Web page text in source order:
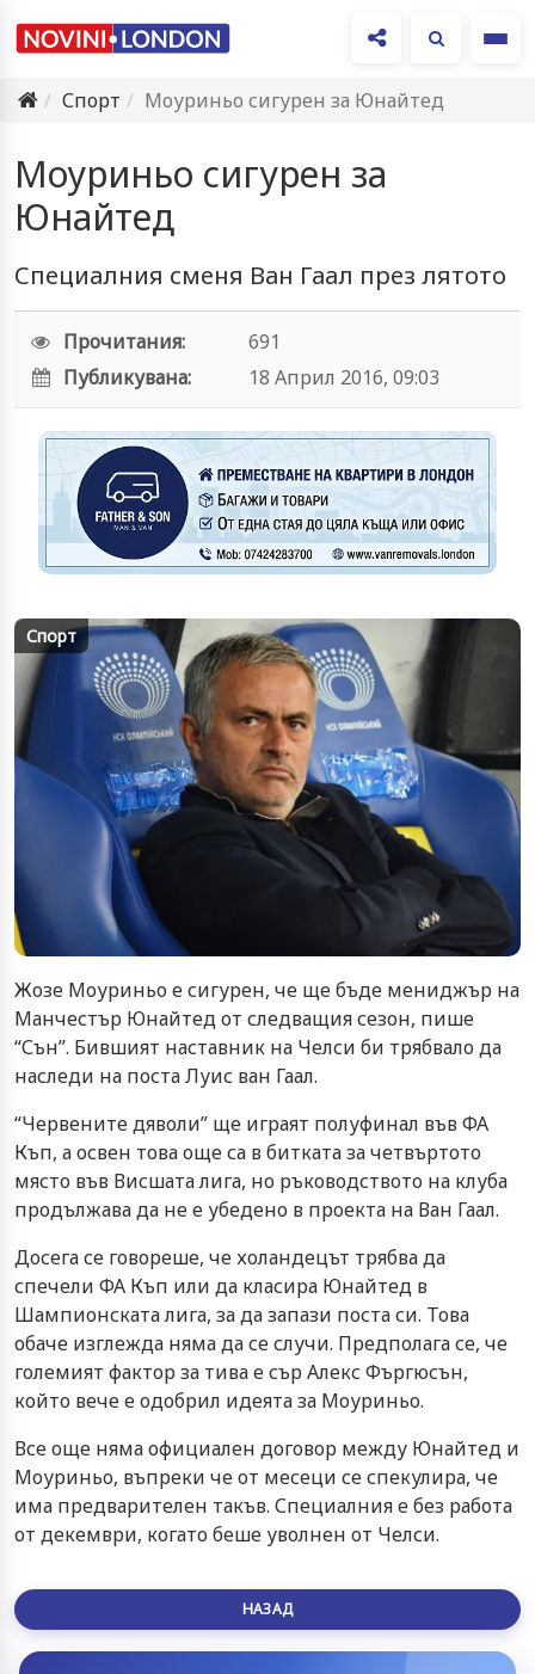
Спорт
Моуриньо сигурен за Юнайтед
Моуриньо сигурен за
Юнайтед
Специалния сменя Ван Гаал през лятото
Прочитания:
691
Публикувана:
18 Април 2016, 09:03
Спорт
Жозе Моуриньо е сигурен, че ще бъде мениджър на
Манчестър Юнайтед от следващия сезон, пише
“Сън”. Бившият наставник на Челси би трябвало да
наследи на поста Луис ван Гаал.
“Червените дяволи” ще играят полуфинал във ФА
Къп, а освен това още са в битката за четвъртото
място във Висшата лига, но ръководството на клуба
продължава да не е убедено в проекта на Ван Гаал.
Досега се говореше, че холандецът трябва да
спечели ФА Къп или да класира Юнайтед в
Шампионската лига, за да запази поста си. Това
обаче изглежда няма да се случи. Предполага се, че
големият фактор за тива е сър Алекс Фъргюсън,
който вече е одобрил идеята за Моуриньо.
Все още няма официален договор между Юнайтед и
Моуриньо, въпреки че от месеци се спекулира, че
има предварителен такъв. Специалния е без работа
от декември, когато беше уволнен от Челси.
НАЗАД